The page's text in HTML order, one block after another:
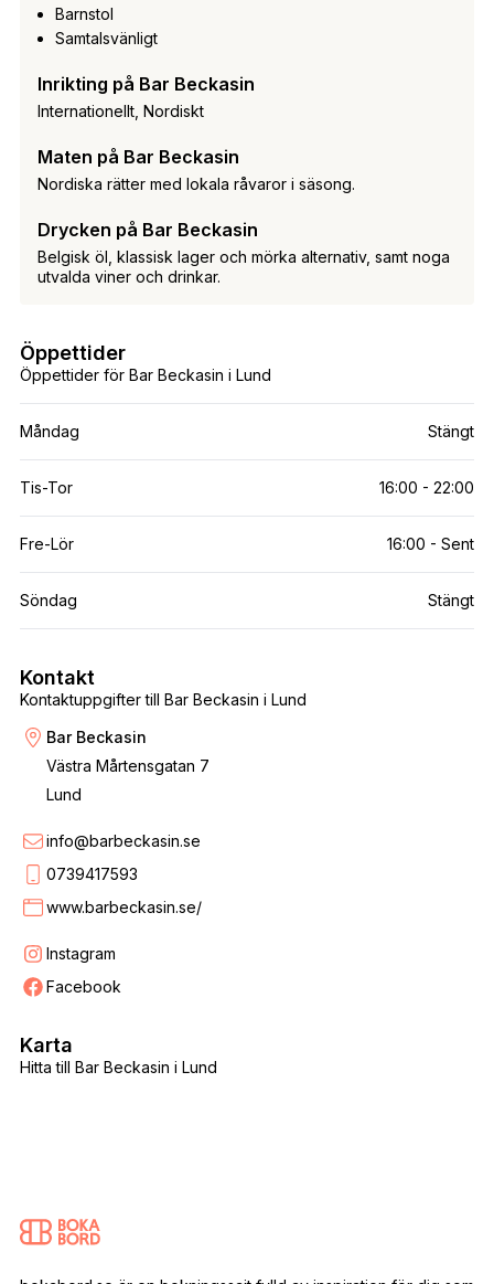
Barnstol
Samtalsvänligt
Inrikting på Bar Beckasin
Internationellt, Nordiskt
Maten på Bar Beckasin
Nordiska rätter med lokala råvaror i säsong.
Drycken på Bar Beckasin
Belgisk öl, klassisk lager och mörka alternativ, samt noga
utvalda viner och drinkar.
Öppettider för Bar Beckasin i Lund
Öppettider
Måndag Stängt
Tis-Tor 16:00 - 22:00
Fre-Lör 16:00 - Sent
Söndag Stängt
Kontaktuppgifter till Bar Beckasin i Lund
Kontakt
Bar Beckasin
Västra Mårtensgatan 7
Lund
info@barbeckasin.se
0739417593
www.barbeckasin.se/
Instagram
Facebook
Hitta till Bar Beckasin i Lund
Karta